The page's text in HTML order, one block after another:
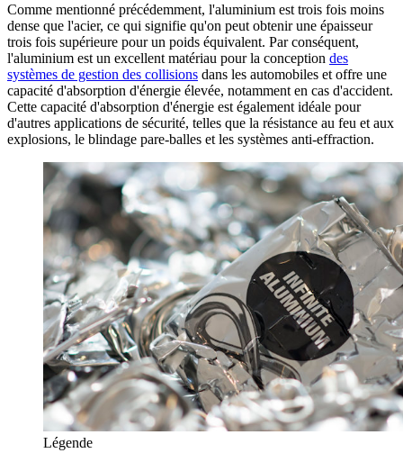
Comme mentionné précédemment, l'aluminium est trois fois moins
dense que l'acier, ce qui signifie qu'on peut obtenir une épaisseur
trois fois supérieure pour un poids équivalent. Par conséquent,
l'aluminium est un excellent matériau pour la conception des
systèmes de gestion des collisions dans les automobiles et offre une
capacité d'absorption d'énergie élevée, notamment en cas d'accident.
Cette capacité d'absorption d'énergie est également idéale pour
d'autres applications de sécurité, telles que la résistance au feu et aux
explosions, le blindage pare-balles et les systèmes anti-effraction.
Légende